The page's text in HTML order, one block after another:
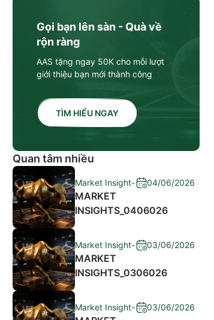
Gọi bạn lên sàn - Quà về
rộn ràng
AAS tặng ngay 50K cho mỗi lượt
giới thiệu bạn mới thành công
TÌM HIỂU NGAY
Quan tâm nhiều
Market Insight- 04/06/2026
MARKET
INSIGHTS_0406026
Market Insight- 03/06/2026
MARKET
INSIGHTS_0306026
Market Insight- 03/06/2026